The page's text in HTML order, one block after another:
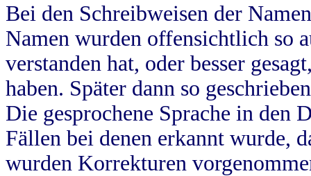
Bei den Schreibweisen der
Namen wurden offensichtlich so
verstanden hat, oder besser
haben. Später dann so
Die gesprochene Sprache in
Fällen bei denen erkannt wurde,
wurden Korrekturen